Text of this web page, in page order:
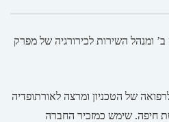
ומנהל השירות לכירורגיה של מפרק
של הטכניון ומרצה לאורתופדיה
חיפה. שימש כמזכיר החברה